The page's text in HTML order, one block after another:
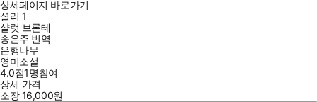
상세페이지 바로가기
셜리 1
샬럿 브론테
송은주 번역
은행나무
영미소설
4.0점1명참여
상세 가격
소장16,000원